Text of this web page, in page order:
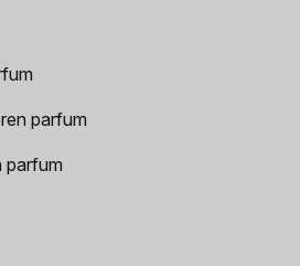
parfum
parfum